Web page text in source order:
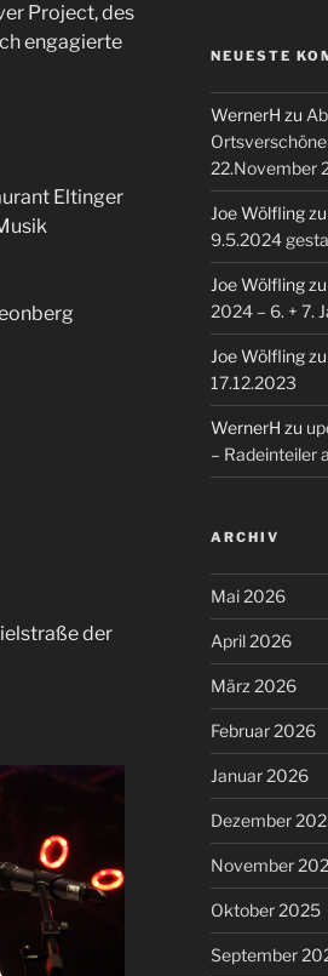
Project, des
engagierte
Eltinger
der
NEUESTE
WernerH zu
22.November
Joe Wölflingzu
9.5.2024
Joe Wölflingzu
2024 – 6. + 7.
Joe Wölflingzu
17.12.2023
WernerH zu
– Radeinteiler
ARCHIV
Mai 2026
April 2026
März 2026
Februar 2026
Januar 2026
Dezember
November
Oktober 2025
September